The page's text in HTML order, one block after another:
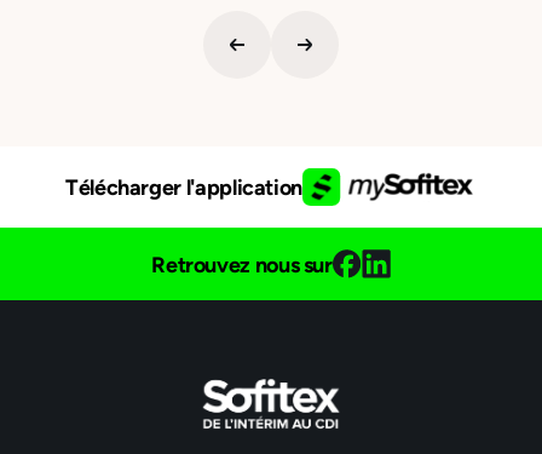
Télécharger l'application
Retrouvez nous sur